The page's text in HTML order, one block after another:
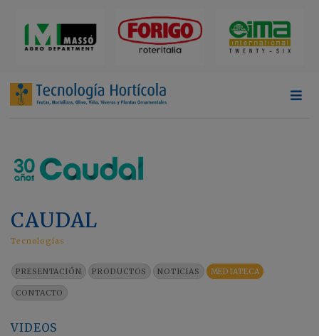
CAUDAL
Tecnologías
PRESENTACIÓN PRODUCTOS NOTICIAS MEDIATECA
CONTACTO
VIDEOS